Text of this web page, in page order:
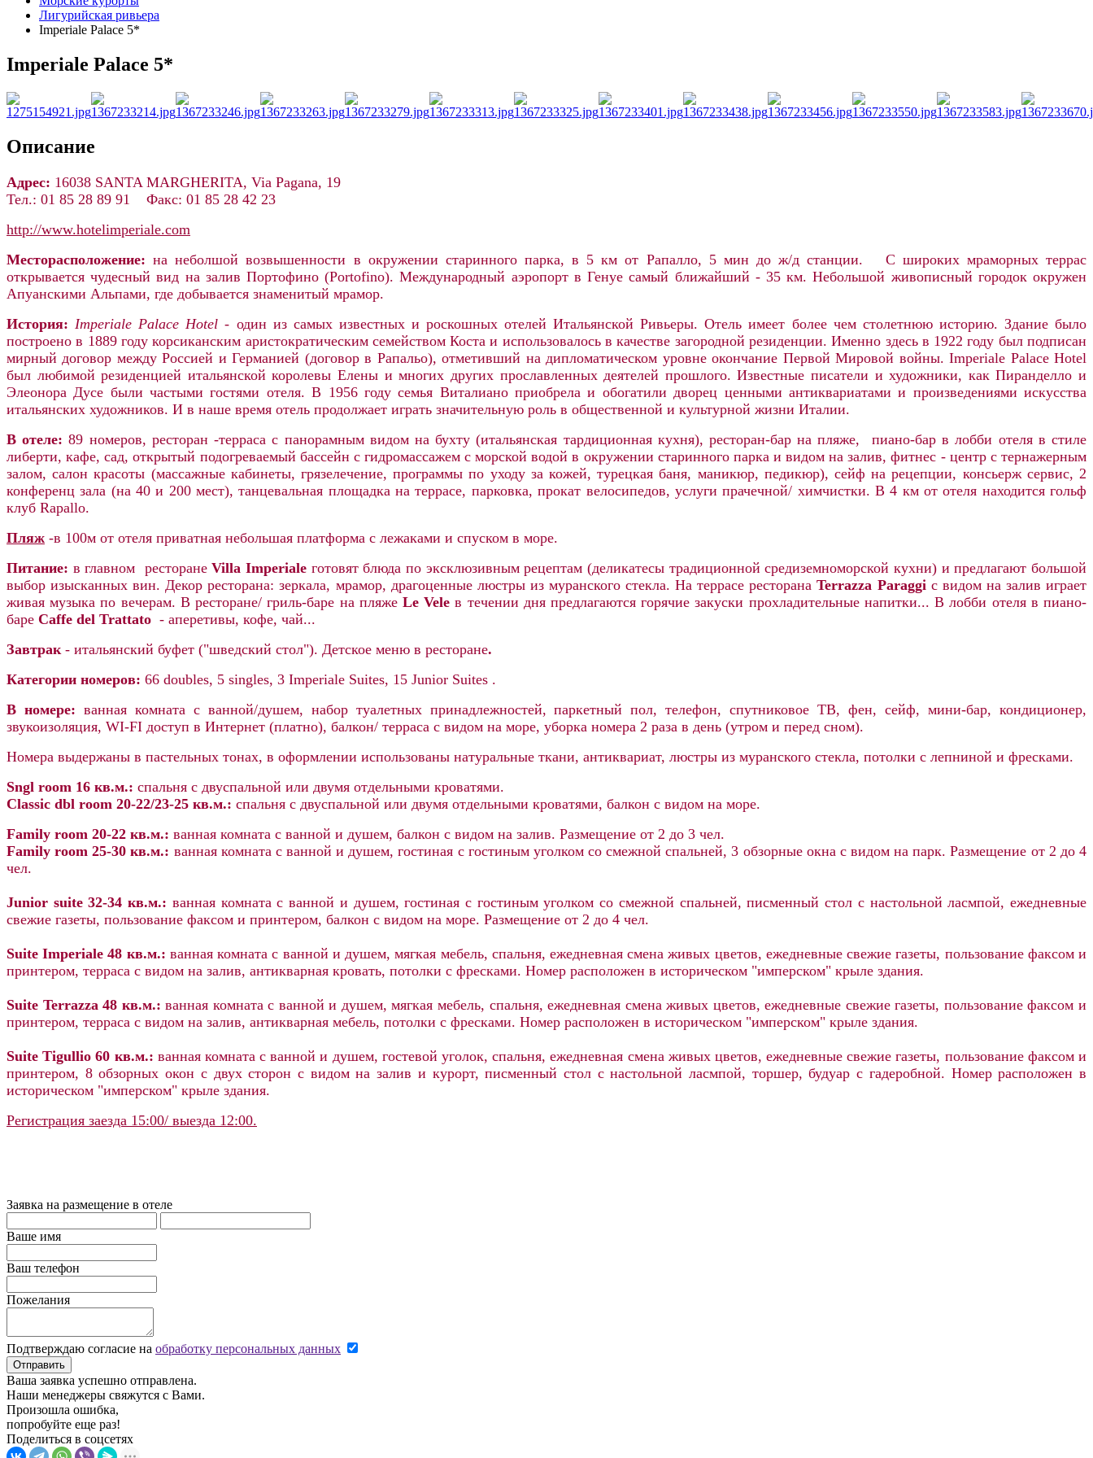
Лигурийская ривьера
Imperiale Palace 5*
Imperiale Palace 5*
Описание
Адрес: 16038 SANTA MARGHERITA, Via Pagana, 19
Тел.: 01 85 28 89 91 Факс: 01 85 28 42 23
http://www.hotelimperiale.com
Месторасположение: на неболшой возвышенности в окружении старинного парка, в 5 км от Рапалло, 5 мин до ж/д станции. С широких мраморных террас
открывается чудесный вид на залив Портофино (Portofino). Международный аэропорт в Генуе самый ближайший - 35 км. Небольшой живописный городок окружен
Апуанскими Альпами, где добывается знаменитый мрамор.
История: Imperiale Palace Hotel - один из самых известных и роскошных отелей Итальянской Ривьеры. Отель имеет более чем столетнюю историю. Здание было
построено в 1889 году корсиканским аристократическим семейством Коста и использовалось в качестве загородной резиденции. Именно здесь в 1922 году был подписан
мирный договор между Россией и Германией (договор в Рапальо), отметивший на дипломатическом уровне окончание Первой Мировой войны. Imperiale Palace Hotel
был любимой резиденцией итальянской королевы Елены и многих других прославленных деятелей прошлого. Известные писатели и художники, как Пиранделло и
Элеонора Дусе были частыми гостями отеля. В 1956 году семья Виталиано приобрела и обогатили дворец ценными антиквариатами и произведениями искусства
итальянских художников. И в наше время отель продолжает играть значительную роль в общественной и культурной жизни Италии.
В отеле: 89 номеров, ресторан -терраса с панорамным видом на бухту (итальянская тардиционная кухня), ресторан-бар на пляже, пиано-бар в лобби отеля в стиле
либерти, кафе, сад, открытый подогреваемый бассейн с гидромассажем с морской водой в окружении старинного парка и видом на залив, фитнес - центр с тернажерным
залом, салон красоты (массажные кабинеты, грязелечение, программы по уходу за кожей, турецкая баня, маникюр, педикюр), сейф на рецепции, консьерж сервис, 2
конференц зала (на 40 и 200 мест), танцевальная площадка на террасе, парковка, прокат велосипедов, услуги прачечной/ химчистки. В 4 км от отеля находится гольф
клуб Rapallo.
Пляж -в 100м от отеля приватная небольшая платформа с лежаками и спуском в море.
Питание: в главном ресторанеVilla Imperiale готовят блюда по эксклюзивным рецептам (деликатесы традиционной средиземноморской кухни) и предлагают большой
выбор изысканных вин. Декор ресторана: зеркала, мрамор, драгоценные люстры из муранского стекла. На террасе ресторанаTerrazza Paraggi с видом на залив играет
живая музыка по вечерам. В ресторане/ гриль-баре на пляже Le Vele в течении дня предлагаются горячие закуски прохладительные напитки... В лобби отеля в пиано-
баре Caffе del Trattato - аперетивы, кофе, чай...
Завтрак - итальянский буфет ("шведский стол"). Детское меню в ресторане.
Категории номеров: 66 doubles, 5 singles, 3 Imperiale Suites, 15 Junior Suites .
В номере: ванная комната с ванной/душем, набор туалетных принадлежностей, паркетный пол, телефон, спутниковое ТВ, фен, сейф, мини-бар, кондиционер,
звукоизоляция, WI-FI доступ в Интернет (платно), балкон/ терраса с видом на море, уборка номера 2 раза в день (утром и перед сном).
Номера выдержаны в пастельных тонах, в оформлении использованы натуральные ткани, антиквариат, люстры из муранского стекла, потолки с лепниной и фресками.
Sngl room 16 кв.м.: спальня с двуспальной или двумя отдельными кроватями.
Classic dbl room 20-22/23-25 кв.м.: спальня с двуспальной или двумя отдельными кроватями, балкон с видом на море.
Family room 20-22 кв.м.: ванная комната с ванной и душем, балкон с видом на залив. Размещение от 2 до 3 чел.
Family room 25-30 кв.м.: ванная комната с ванной и душем, гостиная с гостиным уголком со смежной спальней, 3 обзорные окна с видом на парк. Размещение от 2 до 4
чел.
Junior suite 32-34 кв.м.: ванная комната с ванной и душем, гостиная с гостиным уголком со смежной спальней, писменный стол с настольной ласмпой, ежедневные
свежие газеты, пользование факсом и принтером, балкон с видом на море. Размещение от 2 до 4 чел.
Suite Imperiale 48 кв.м.: ванная комната с ванной и душем, мягкая мебель, спальня, ежедневная смена живых цветов, ежедневные свежие газеты, пользование факсом и
принтером, терраса с видом на залив, антикварная кровать, потолки с фресками. Номер расположен в историческом "имперском" крыле здания.
Suite Terrazza 48 кв.м.:ванная комната с ванной и душем, мягкая мебель, спальня, ежедневная смена живых цветов, ежедневные свежие газеты, пользование факсом и
принтером, терраса с видом на залив, антикварная мебель, потолки с фресками. Номер расположен в историческом "имперском" крыле здания.
Suite Tigullio 60 кв.м.: ванная комната с ванной и душем, гостевой уголок, спальня, ежедневная смена живых цветов, ежедневные свежие газеты, пользование факсом и
принтером, 8 обзорных окон с двух сторон с видом на залив и курорт, писменный стол с настольной ласмпой, торшер, будуар с гадеробной. Номер расположен в
историческом "имперском" крыле здания.
Регистрация заезда 15:00/ выезда 12:00.
Заявка на размещение в отеле
Ваше имя
Ваш телефон
Пожелания
Подтверждаю согласие на обработку персональных данных
Отправить
Ваша заявка успешно отправлена.
Наши менеджеры свяжутся с Вами.
Произошла ошибка,
попробуйте еще раз!
Поделиться в соцсетях